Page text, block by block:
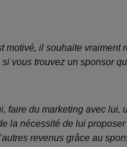
motivé, il souhaite vraiment
vous trouvez un sponsor
faire du marketing avec
la nécessité de lui
revenus grâce au